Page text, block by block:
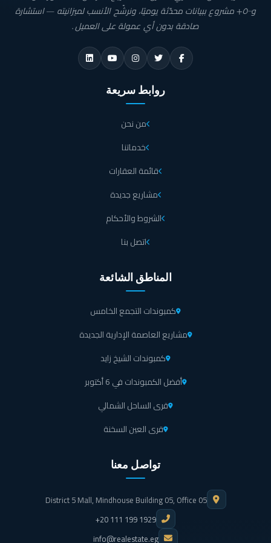
و٥٠٠+ مشروع ببيانات محدّثة يوميًا، ونرشّح الأنسب لميزانيته — استشارة
صادقة بدون أي عمولة على العميل.
روابط سريعة
من نحن
خدماتنا
قائمة العقارات
مشاريع جديدة
الشروط والأحكام
اتصل بنا
المناطق الشائعة
كمبوندات التجمع الخامس
مشاريع العاصمة الإدارية الجديدة
كمبوندات الشيخ زايد
أفضل الكمبوندات في 6 أكتوبر
قرى الساحل الشمالي
قرى العين السخنة
تواصل معنا
District 5 Mall, Mindhouse Building 05, Office 05
+20 111 199 1929
info@realestate.eg